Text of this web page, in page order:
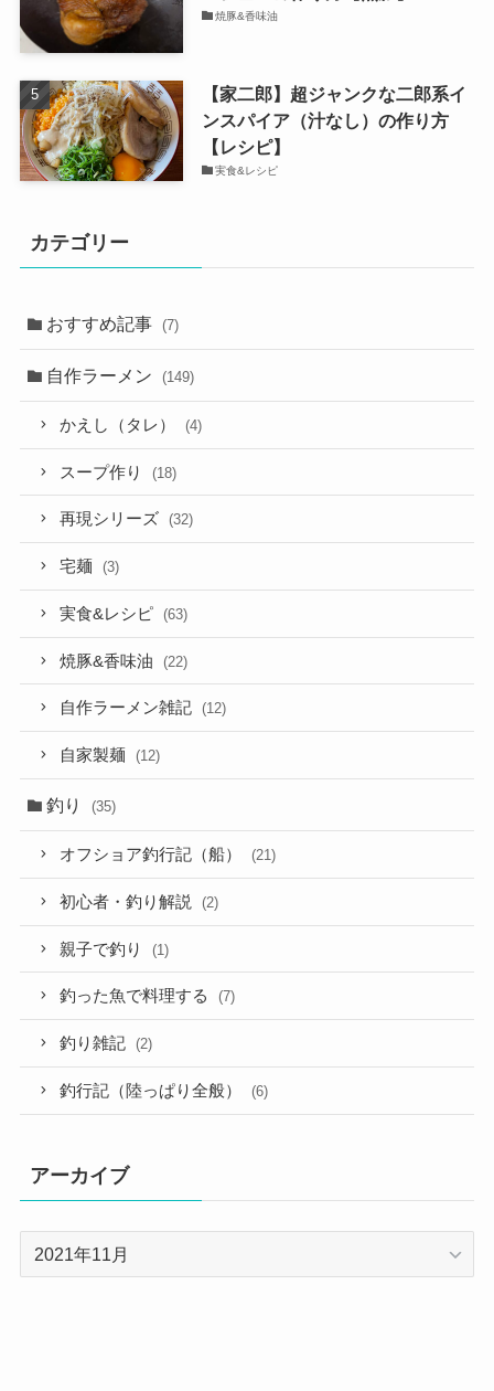
焼豚&香味油
【家二郎】超ジャンクな二郎系イ
ンスパイア（汁なし）の作り方
【レシピ】
実食&レシピ
カテゴリー
おすすめ記事 (7)
自作ラーメン (149)
かえし（タレ） (4)
スープ作り (18)
再現シリーズ (32)
宅麺 (3)
実食&レシピ (63)
焼豚&香味油 (22)
自作ラーメン雑記 (12)
自家製麺 (12)
釣り (35)
オフショア釣行記（船） (21)
初心者・釣り解説 (2)
親子で釣り (1)
釣った魚で料理する (7)
釣り雑記 (2)
釣行記（陸っぱり全般） (6)
アーカイブ